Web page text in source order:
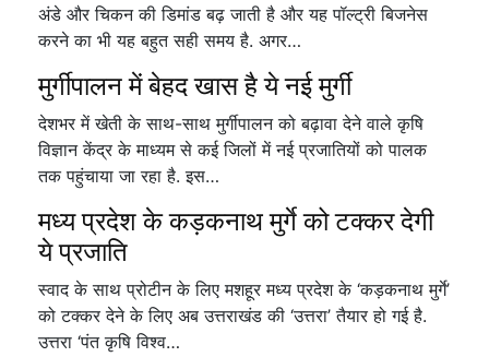
अंडे और चिकन की डिमांड बढ़ जाती है और यह पॉल्ट्री बिजनेस
करने का भी यह बहुत सही समय है. अगर…
मुर्गीपालन में बेहद खास है ये नई मुर्गी
देशभर में खेती के साथ-साथ मुर्गीपालन को बढ़ावा देने वाले कृषि
विज्ञान केंद्र के माध्यम से कई जिलों में नई प्रजातियों को पालक
तक पहुंचाया जा रहा है. इस…
मध्य प्रदेश के कड़कनाथ मुर्गे को टक्कर देगी
ये प्रजाति
स्वाद के साथ प्रोटीन के लिए मशहूर मध्य प्रदेश के ‘कड़कनाथ मुर्गे’
को टक्कर देने के लिए अब उत्तराखंड की ‘उत्तरा’ तैयार हो गई है.
उत्तरा ‘पंत कृषि विश्व…